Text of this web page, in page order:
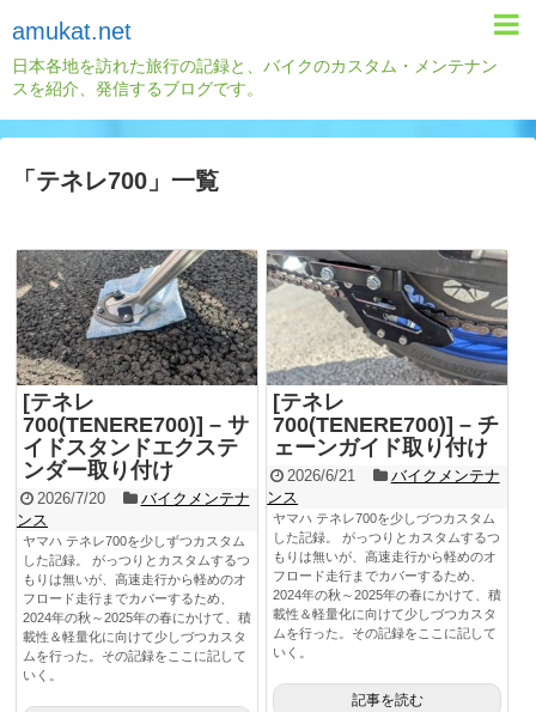
amukat.net
日本各地を訪れた旅行の記録と、バイクのカスタム・メンテナン
スを紹介、発信するブログです。
「 テネレ700 」 一覧
[テネレ
700(TENERE700)] – サ
イドスタンドエクステ
ンダー取り付け
2026/7/20
バイクメンテナ
ンス
ヤマハ テネレ700を少しずつカスタム
した記録。 がっつりとカスタムするつ
もりは無いが、高速走行から軽めのオ
フロード走行までカバーするため、
2024年の秋～2025年の春にかけて、積
載性＆軽量化に向けて少しづつカスタ
ムを行った。その記録をここに記して
いく。
[テネレ
700(TENERE700)] – チ
ェーンガイド取り付け
2026/6/21
バイクメンテナ
ンス
ヤマハ テネレ700を少しづつカスタム
した記録。 がっつりとカスタムするつ
もりは無いが、高速走行から軽めのオ
フロード走行までカバーするため、
2024年の秋～2025年の春にかけて、積
載性＆軽量化に向けて少しづつカスタ
ムを行った。その記録をここに記して
いく。
記事を読む